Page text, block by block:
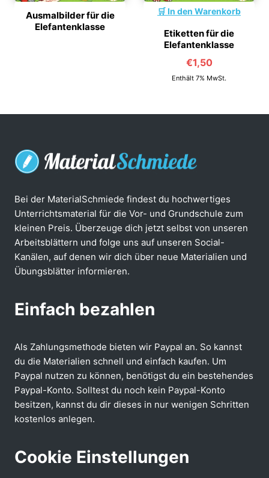
Ausmalbilder für die
Elefantenklasse
In den Warenkorb
Etiketten für die
Elefantenklasse
€1,50
Enthält 7% MwSt.
Bei der MaterialSchmiede findest du hochwertiges
Unterrichtsmaterial für die Vor- und Grundschule zum
kleinen Preis. Überzeuge dich jetzt selbst von unseren
Arbeitsblättern und folge uns auf unseren Social-
Kanälen, auf denen wir dich über neue Materialien und
Übungsblätter informieren.
Einfach bezahlen
Als Zahlungsmethode bieten wir Paypal an. So kannst
du die Materialien schnell und einfach kaufen. Um
Paypal nutzen zu können, benötigst du ein bestehendes
Paypal-Konto. Solltest du noch kein Paypal-Konto
besitzen, kannst du dir dieses in nur wenigen Schritten
kostenlos anlegen.
Cookie Einstellungen